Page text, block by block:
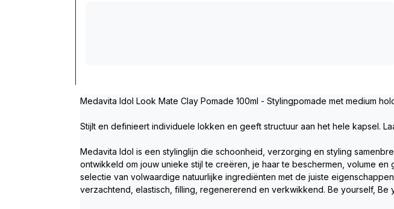
Medavita Idol Look Mate Clay Pomade 100ml - Stylingpomade met medium
Stijlt en definieert individuele lokken en geeft structuur aan het hele kapsel.
Medavita Idol is een stylinglijn die schoonheid, verzorging en styling
ontwikkeld om jouw unieke stijl te creëren, je haar te beschermen, volume
selectie van volwaardige natuurlijke ingrediënten met de juiste
verzachtend, elastisch, filling, regenererend en verkwikkend. Be yourself, Be